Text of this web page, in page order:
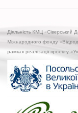
Діяльність КМЦ «Сіверський
Міжнародного фонду
рамках реалізації проекту